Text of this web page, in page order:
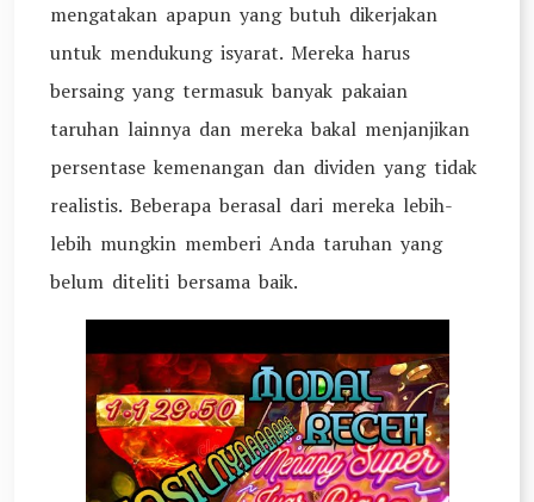
mengatakan apapun yang butuh dikerjakan
untuk mendukung isyarat. Mereka harus
bersaing yang termasuk banyak pakaian
taruhan lainnya dan mereka bakal menjanjikan
persentase kemenangan dan dividen yang tidak
realistis. Beberapa berasal dari mereka lebih-
lebih mungkin memberi Anda taruhan yang
belum diteliti bersama baik.